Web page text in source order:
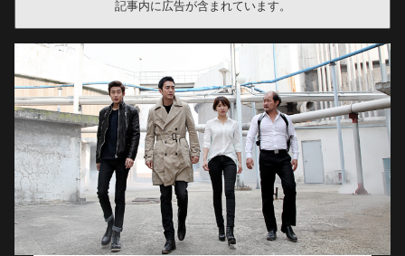
記事内に広告が含まれています。